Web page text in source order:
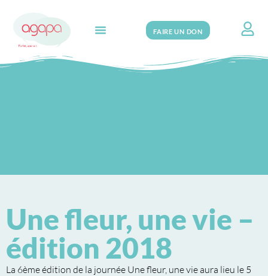
FAIRE UN DON
Une fleur, une vie –
édition 2018
La 6ème édition de la journée Une fleur, une vie aura lieu le 5